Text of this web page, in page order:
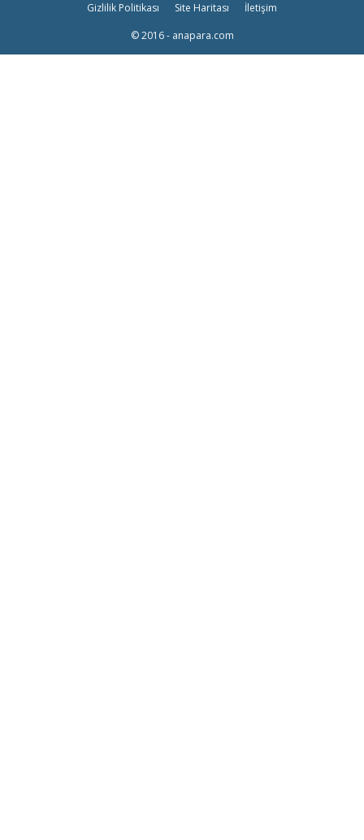
Gizlilik Politikası
Site Haritası
İletişim
© 2016 - anapara.com